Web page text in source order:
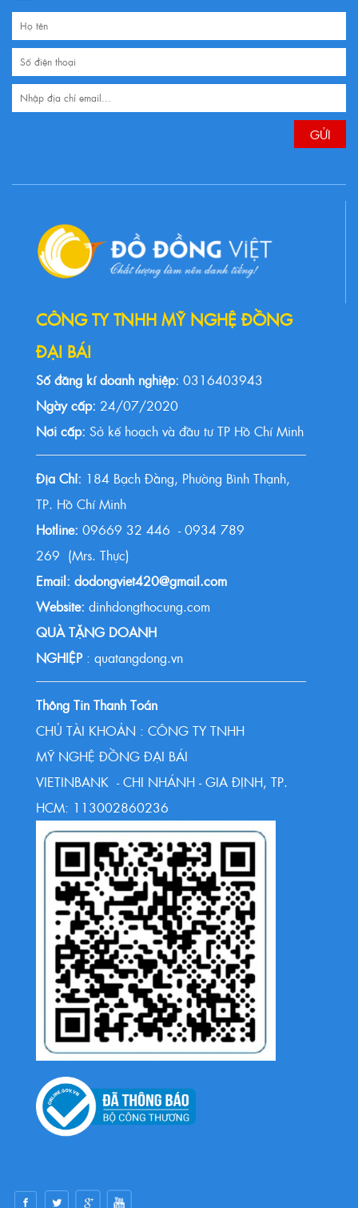
CÔNG TY TNHH MỸ NGHỆ ĐỒNG
ĐẠI BÁI
Số đăng kí doanh nghiệp: 0316403943
Ngày cấp: 24/07/2020
Nơi cấp: Sở kế hoạch và đầu tư TP Hồ Chí Minh
Địa Chỉ: 184 Bạch Đằng, Phường Bình Thạnh,
TP. Hồ Chí Minh
Hotline: 09669 32 446 - 0934 789
269 (Mrs. Thực)
Email: dodongviet420@gmail.com
Website: dinhdongthocung.com
QUÀ TẶNG DOANH
NGHIỆP : quatangdong.vn
Thông Tin Thanh Toán
CHỦ TÀI KHOẢN : CÔNG TY TNHH
MỸ NGHỆ ĐỒNG ĐẠI BÁI
VIETINBANK - CHI NHÁNH - GIA ĐỊNH, TP.
HCM: 113002860236